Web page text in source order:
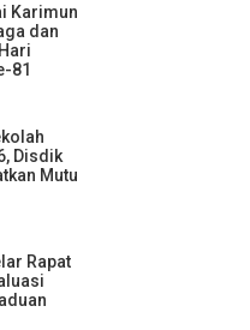
Karimun
dan
81
Disdik
Mutu
Rapat